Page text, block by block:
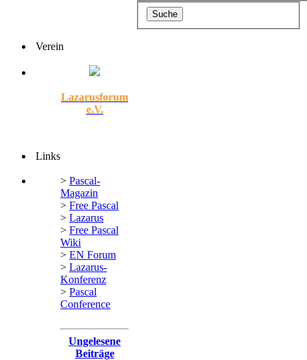
Verein
Lazarusforum
e.V.
Links
> Pascal-
Magazin
> Free Pascal
> Lazarus
> Free Pascal
Wiki
> EN Forum
> Lazarus-
Konferenz
> Pascal
Conference
Ungelesene
Beiträge